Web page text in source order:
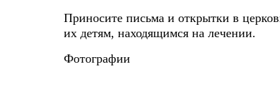
Приносите письма и открытки в
их детям, находящимся на лечении.
Фотографии